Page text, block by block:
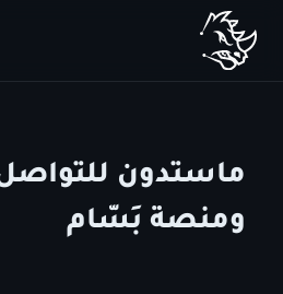
ماستدون للتواصل
ومنصة بَسّام